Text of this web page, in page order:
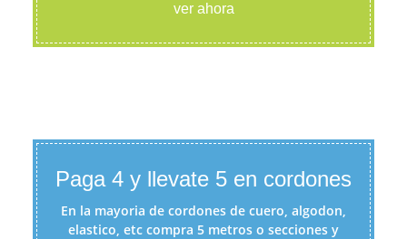
ver ahora
Paga 4 y llevate 5 en cordones
En la mayoria de cordones de cuero, algodon,
elastico, etc compra 5 metros o secciones y